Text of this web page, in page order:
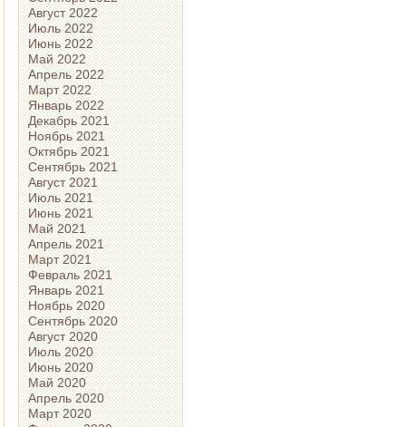
Август 2022
Июль 2022
Июнь 2022
Май 2022
Апрель 2022
Март 2022
Январь 2022
Декабрь 2021
Ноябрь 2021
Октябрь 2021
Сентябрь 2021
Август 2021
Июль 2021
Июнь 2021
Май 2021
Апрель 2021
Март 2021
Февраль 2021
Январь 2021
Ноябрь 2020
Сентябрь 2020
Август 2020
Июль 2020
Июнь 2020
Май 2020
Апрель 2020
Март 2020